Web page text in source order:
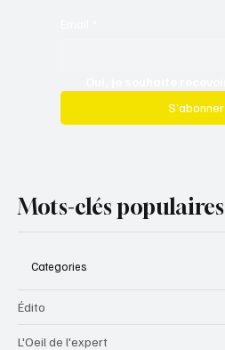
S’abonner
Mots-clés populaires
Categories
Édito
L'Oeil de l'expert